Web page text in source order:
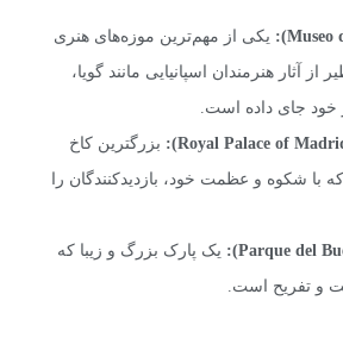
Museo
): یکی از مهم‌ترین موزه‌های هنری
آثار هنرمندان اسپانیایی مانند گویا،
جای داده است.
Royal Palace of
): بزرگترین کاخ
با شکوه و عظمت خود، بازدیدکنندگان را
Parque del
): یک پارک بزرگ و زیبا که
و تفریح است.